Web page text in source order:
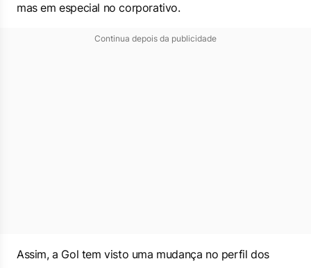
mas em especial no corporativo.
Continua depois da publicidade
Assim, a Gol tem visto uma mudança no perfil dos